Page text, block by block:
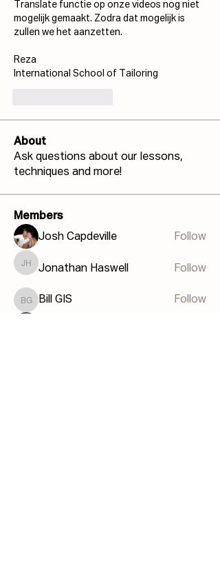
Translate functie op onze videos nog niet
mogelijk gemaakt. Zodra dat mogelijk is
zullen we het aanzetten.
Reza
International School of Tailoring
About
Ask questions about our lessons,
techniques and more!
Members
Josh Capdeville
Follow
Jonathan Haswell
Jonathan Haswell Follow
Bill GIS
Bill GIS Follow